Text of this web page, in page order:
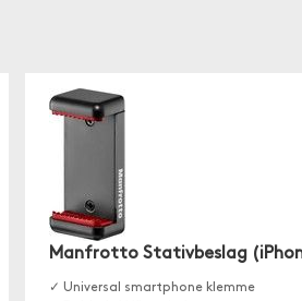
Manfrotto Stativbeslag
✓ Universal smartphone klemme